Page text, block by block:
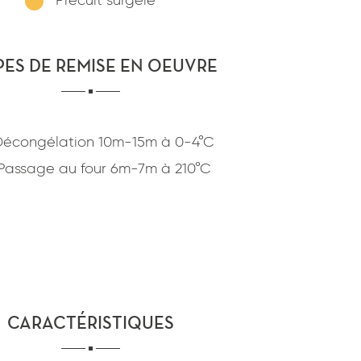
RAPPELEZ-MOI ou
DE REMISE EN OEUVRE
10m-15m à 0-4°C
au four 6m-7mà 210°C
CARACTÉRISTIQUES